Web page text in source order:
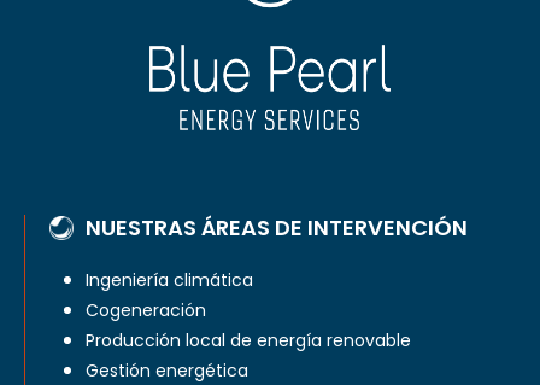
NUESTRAS ÁREAS DE INTERVENCIÓN
Ingeniería climática
Cogeneración
Producción local de energía renovable
Gestión energética